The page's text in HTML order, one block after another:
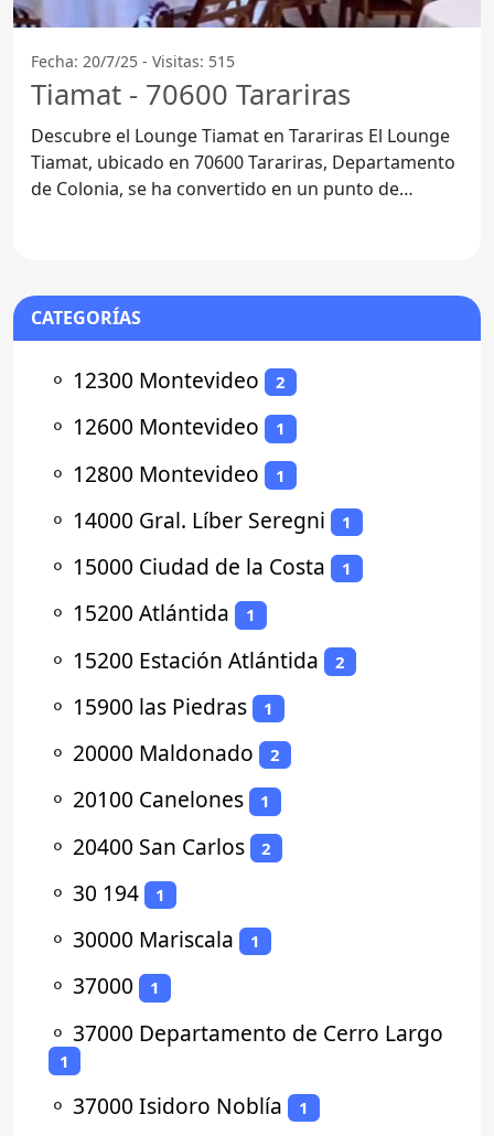
Fecha: 20/7/25 - Visitas: 515
Tiamat - 70600 Tarariras
Descubre el Lounge Tiamat en Tarariras El Lounge
Tiamat, ubicado en 70600 Tarariras, Departamento
de Colonia, se ha convertido en un punto de
CATEGORÍAS
⚬ 12300 Montevideo 2
⚬ 12600 Montevideo 1
⚬ 12800 Montevideo 1
⚬ 14000 Gral. Líber Seregni 1
⚬ 15000 Ciudad de la Costa 1
⚬ 15200 Atlántida 1
⚬ 15200 Estación Atlántida 2
⚬ 15900 las Piedras 1
⚬ 20000 Maldonado 2
⚬ 20100 Canelones 1
⚬ 20400 San Carlos 2
⚬ 30 194 1
⚬ 30000 Mariscala 1
⚬ 37000 1
⚬ 37000 Departamento de Cerro Largo
1
⚬ 37000 Isidoro Noblía 1